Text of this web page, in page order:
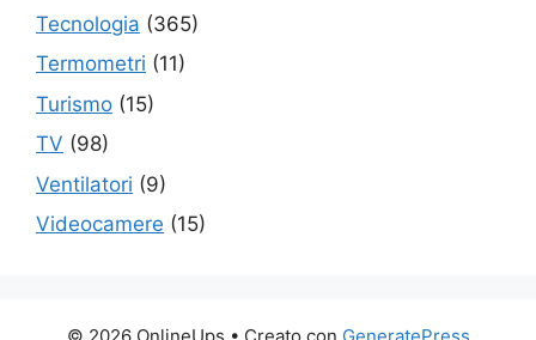
Tecnologia (365)
Termometri (11)
Turismo (15)
TV (98)
Ventilatori (9)
Videocamere (15)